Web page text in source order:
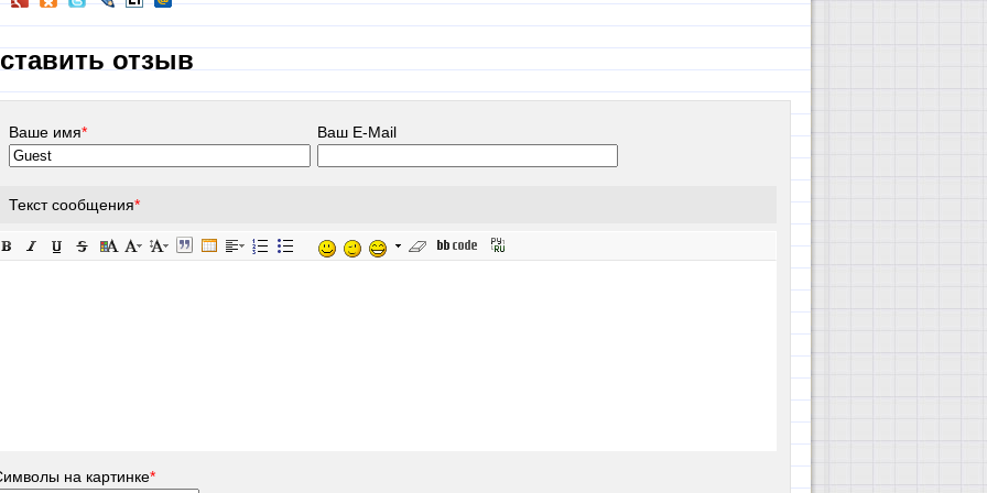
отзыв
Ваше имя* Ваш E-Mail
Текст сообщения*
на картинке*